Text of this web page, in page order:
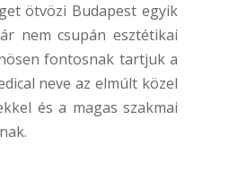
ötvözi Budapest egyik
nem csupán esztétikai
fontosnak tartjuk a
neve az elmúlt közel
és a magas szakmai